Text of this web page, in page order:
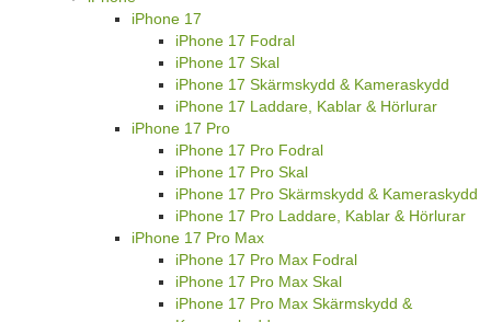
iPhone 17
iPhone 17 Fodral
iPhone 17 Skal
iPhone 17 Skärmskydd & Kameraskydd
iPhone 17 Laddare, Kablar & Hörlurar
iPhone 17 Pro
iPhone 17 Pro Fodral
iPhone 17 Pro Skal
iPhone 17 Pro Skärmskydd & Kameraskydd
iPhone 17 Pro Laddare, Kablar & Hörlurar
iPhone 17 Pro Max
iPhone 17 Pro Max Fodral
iPhone 17 Pro Max Skal
iPhone 17 Pro Max Skärmskydd &